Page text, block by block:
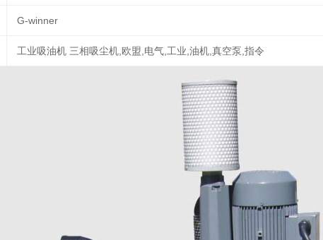
G-winner
工业吸油机 三相吸尘机,欧盟,电气,工业,油机,真空泵,指令